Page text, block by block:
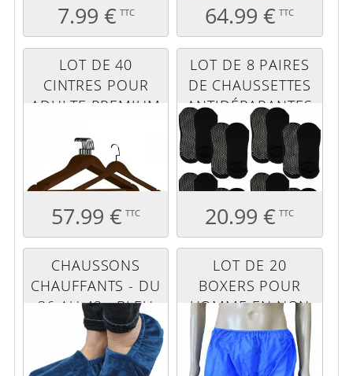
7.99 € TTC 64.99 € TTC
LOT DE 40
CINTRES POUR
ADULTE PREMIUM
57.99 € TTC
LOT DE 8 PAIRES
DE CHAUSSETTES
ANTIDÉRAPANTES
- M - NOIR
20.99 € TTC
CHAUSSONS
CHAUFFANTS - DU
36 AU 43 - BLEU
LOT DE 20
BOXERS POUR
HOMME EN NON
TISSÉ SPUNLACE
JETABLES - BLEU